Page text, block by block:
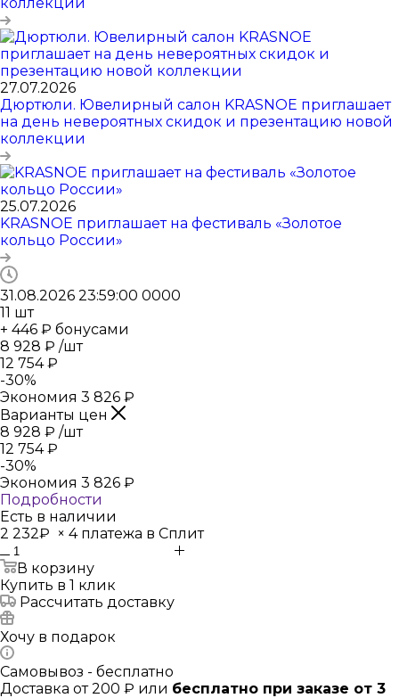
27.07.2026
Дюртюли. Ювелирный салон KRASNOE приглашает
на день невероятных скидок и презентацию новой
коллекции
25.07.2026
KRASNOE приглашает на фестиваль «Золотое
кольцо России»
31.08.2026 23:59:00 0000
11 шт
+ 446 ₽ бонусами
8 928 ₽ /шт
12 754₽
-30%
Экономия 3 826 ₽
Варианты цен
8 928 ₽ /шт
12 754₽
-30%
Экономия 3 826 ₽
Подробности
Есть в наличии
2 232₽ × 4 платежа в Сплит
В корзину
Купить в 1 клик
Рассчитать доставку
Хочу в подарок
Самовывоз - бесплатно
Доставка от 200 ₽ или бесплатно при заказе от 3